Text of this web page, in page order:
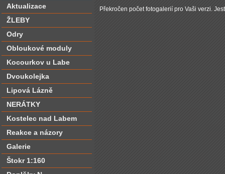
Aktualizace
ŽLEBY
Odry
Obloukové moduly
Kocourkov u Labe
Dvoukolejka
Lipová Lázně
NERÁTKY
Kostelec nad Labem
Reakce a názory
Galerie
Štokr 1:160
Překročen počet fotogalerií pro Vaši verzi.